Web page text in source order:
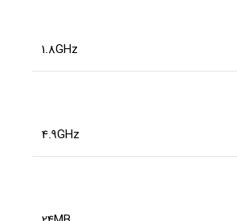
1.8GHz
4.9GHz